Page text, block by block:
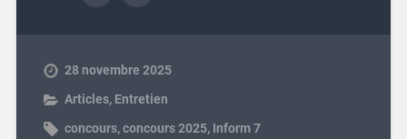
28 novembre 2025
Articles, Entretien
concours,concours 2025, Inform 7